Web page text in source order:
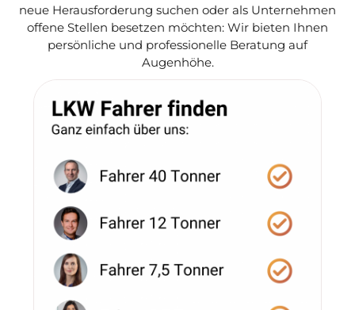
neue Herausforderung suchen oder als Unternehmen
offene Stellen besetzen möchten: Wir bieten Ihnen
persönliche und professionelle Beratung auf
Augenhöhe.